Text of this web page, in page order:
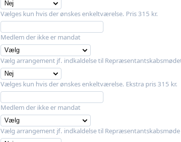
Vælges kun hvis der ønskes enkeltværelse. Pris 315 kr.
Medlem der ikke er mandat
Vælg arrangement jf. indkaldelse til
Vælges kun hvis der ønskes enkeltværelse. Ekstra pris 315 kr.
Medlem der ikke er mandat
Vælg arrangement jf. indkaldelse til Repræsentantskabsmøde